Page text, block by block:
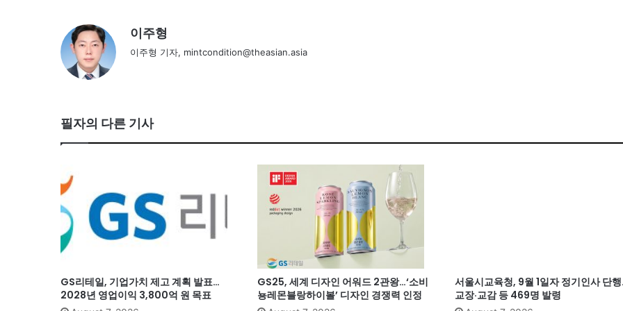
이주형
이주형 기자, mintcondition@theasian.asia
필자의 다른 기사
GS리테일, 기업가치 제고 계획 발표…
2028년 영업이익 3,800억 원 목표
GS25, 세계 디자인 어워드 2관왕…‘소비
뇽레몬블랑하이볼’ 디자인 경쟁력 인정
서울시교육청, 9월 1일자 정기인사 단
교장·교감 등 469명 발령